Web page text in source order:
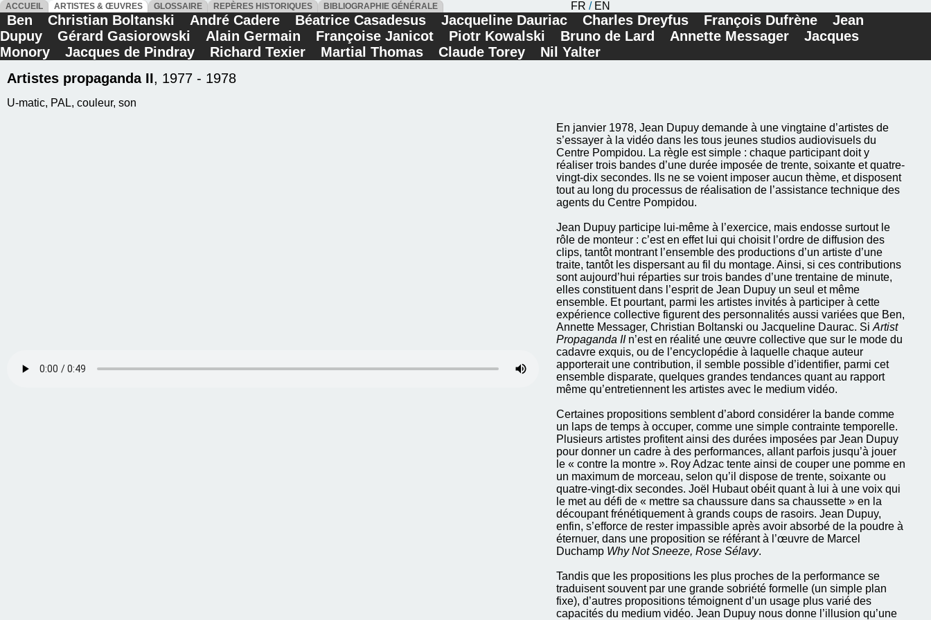
ACCUEIL ARTISTES & ŒUVRES GLOSSAIRE REPÈRES HISTORIQUES BIBLIOGRAPHIE GÉNÉRALE FR / EN
Ben Christian Boltanski André Cadere Béatrice Casadesus Jacqueline Dauriac Charles Dreyfus François Dufrène
Jean
Dupuy
Gérard Gasiorowski Alain Germain Françoise Janicot Piotr Kowalski Bruno de Lard Annette Messager
Jacques
Monory
Jacques de Pindray Richard Texier Martial Thomas Claude Torey Nil Yalter